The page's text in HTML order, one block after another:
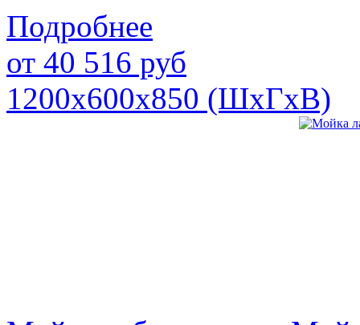
Подробнее
от 40 516 руб
1200х600х850 (ШхГхВ)